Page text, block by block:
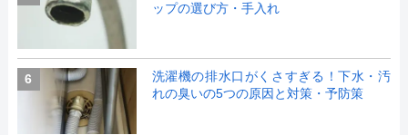
ップの選び方・手入れ
6
洗濯機の排水口がくさすぎる！下水・汚
れの臭いの5つの原因と対策・予防策